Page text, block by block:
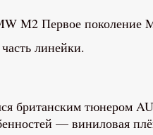
Первое поколение
линейки.
британским тюнером
— виниловая